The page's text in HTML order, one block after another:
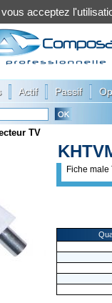
Actif Passif
TV
Fiche male
vous acceptez